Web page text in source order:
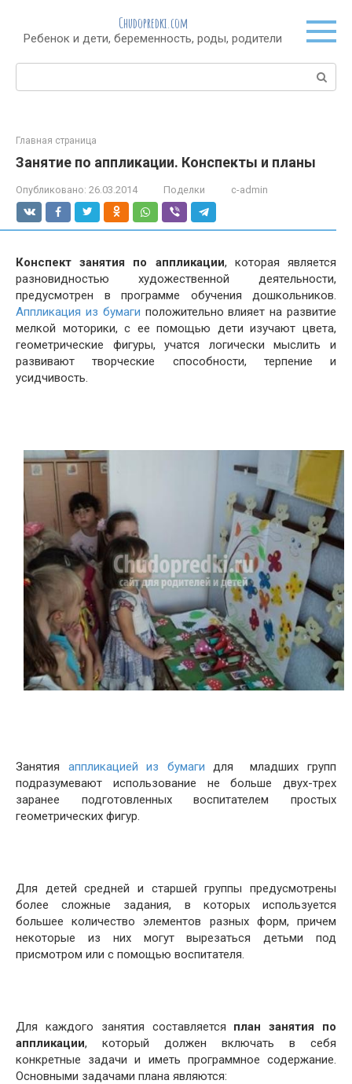
контенту
Chudopredki.com
Ребенок и дети, беременность, роды, родители
Поиск:
Главная страница
Занятие по аппликации. Конспекты и планы
Опубликовано: 26.03.2014 Поделки c-admin
Конспект занятия по аппликации, которая является
разновидностью художественной деятельности,
предусмотрен в программе обучения дошкольников.
Аппликация из бумаги положительно влияет на развитие
мелкой моторики, с ее помощью дети изучают цвета,
геометрические фигуры, учатся логически мыслить и
развивают творческие способности, терпение и
усидчивость.
Занятия аппликацией из бумаги для младших групп
подразумевают использование не больше двух-трех
заранее подготовленных воспитателем простых
геометрических фигур.
Для детей средней и старшей группы предусмотрены
более сложные задания, в которых используется
большее количество элементов разных форм, причем
некоторые из них могут вырезаться детьми под
присмотром или с помощью воспитателя.
Для каждого занятия составляется план занятия по
аппликации, который должен включать в себя
конкретные задачи и иметь программное содержание.
Основными задачами плана являются: